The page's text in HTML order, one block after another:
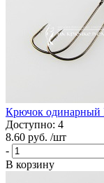
Крючок одинарный
Доступно: 4
8.60 руб. /шт
-
В корзину